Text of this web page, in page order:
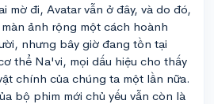
mờ đi, Avatar vẫn ở đây, và do đó,
ảnh rộng một cách hoành
nhưng bây giờ đang tồn tại
thể Na'vi, mọi dấu hiệu cho thấy
chính của chúng ta một lần nữa.
bộ phim mới chủ yếu vẫn còn là